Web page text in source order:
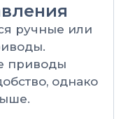
ручные или
приводы
однако